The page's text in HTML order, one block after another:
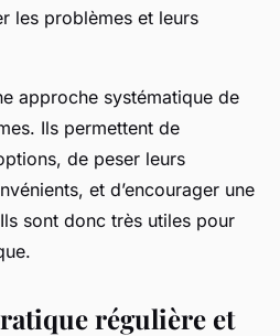
les problèmes et leurs
approche systématique de
Ils permettent de
de peser leurs
et d’encourager une
sont donc très utiles pour
régulière et